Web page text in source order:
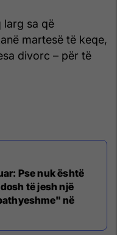
larg sa që
martesë të keqe,
divorc – për të
Pse nuk është
të jesh një
në